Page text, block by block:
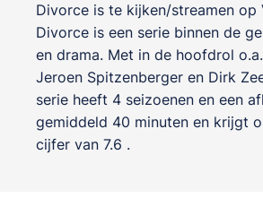
Divorce is te kijken/streamen op
Divorce is een serie binnen de
en drama. Met in de hoofdrol o.a.
Jeroen Spitzenberger en Dirk
serie heeft 4 seizoenen en een
gemiddeld 40 minuten en krijgt
cijfer van 7.6 .